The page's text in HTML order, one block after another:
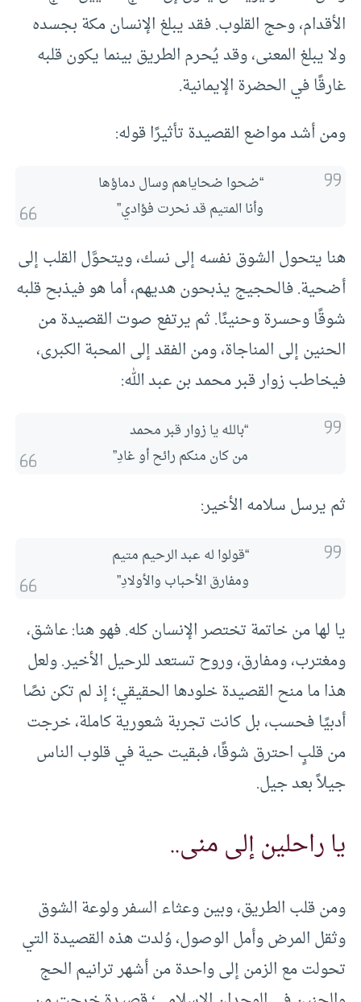
الأقدام، وحج القلوب. فقد يبلغ الإنسان مكة بجسده
ولا يبلغ المعنى، وقد يُحرم الطريق بينما يكون قلبه
غارقًا في الحضرة الإيمانية.
ومن أشد مواضع القصيدة تأثيرًا قوله:
“ضحوا ضحاياهم وسال دماؤها
وأنا المتيم قد نحرت فؤادي”
هنا يتحول الشوق نفسه إلى نسك، ويتحوَّل القلب إلى
أضحية. فالحجيج يذبحون هديهم، أما هو فيذبح قلبه
شوقًا وحسرة وحنينًا. ثم يرتفع صوت القصيدة من
الحنين إلى المناجاة، ومن الفقد إلى المحبة الكبرى،
فيخاطب زوار قبر محمد بن عبد الله:
“بالله يا زوار قبر محمد
من كان منكم رائح أو غادِ”
ثم يرسل سلامه الأخير:
“قولوا له عبد الرحيم متيم
ومفارق الأحباب والأولادِ”
يا لها من خاتمة تختصر الإنسان كله. فهو هنا: عاشق،
ومغترب، ومفارق، وروح تستعد للرحيل الأخير. ولعل
هذا ما منح القصيدة خلودها الحقيقي؛ إذ لم تكن نصًا
أدبيًا فحسب، بل كانت تجربة شعورية كاملة، خرجت
من قلبٍ احترق شوقًا، فبقيت حية في قلوب الناس
جيلاً بعد جيل.
يا راحلين إلى منى..
ومن قلب الطريق، وبين وعثاء السفر ولوعة الشوق
وثقل المرض وأمل الوصول، وُلدت هذه القصيدة التي
تحولت مع الزمن إلى واحدة من أشهر ترانيم الحج